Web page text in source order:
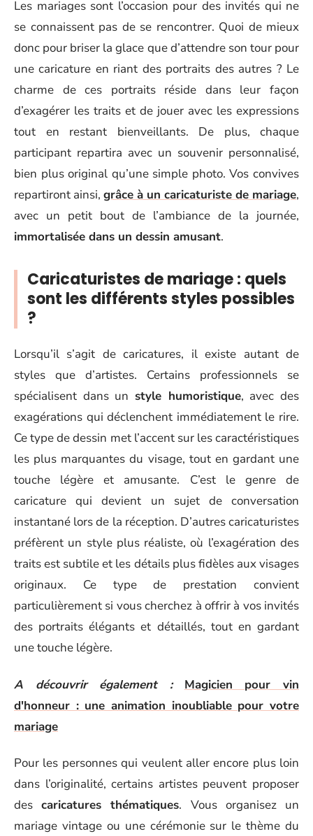
Les mariages sont l’occasion pour des invités qui ne
se connaissent pas de se rencontrer. Quoi de mieux
donc pour briser la glace que d’attendre son tour pour
une caricature en riant des portraits des autres ? Le
charme de ces portraits réside dans leur façon
d’exagérer les traits et de jouer avec les expressions
tout en restant bienveillants. De plus, chaque
participant repartira avec un souvenir personnalisé,
bien plus original qu’une simple photo. Vos convives
repartiront ainsi, grâce à un caricaturiste de mariage,
avec un petit bout de l’ambiance de la journée,
immortalisée dans un dessin amusant.
Caricaturistes de mariage : quels
sont les différents styles possibles
?
Lorsqu’il s’agit de caricatures, il existe autant de
styles que d’artistes. Certains professionnels se
spécialisent dans un style humoristique, avec des
exagérations qui déclenchent immédiatement le rire.
Ce type de dessin met l’accent sur les caractéristiques
les plus marquantes du visage, tout en gardant une
touche légère et amusante. C’est le genre de
caricature qui devient un sujet de conversation
instantané lors de la réception. D’autres caricaturistes
préfèrent un style plus réaliste, où l’exagération des
traits est subtile et les détails plus fidèles aux visages
originaux. Ce type de prestation convient
particulièrement si vous cherchez à offrir à vos invités
des portraits élégants et détaillés, tout en gardant
une touche légère.
A découvrir également :
Magicien pour vin
d'honneur : une animation inoubliable pour votre
mariage
Pour les personnes qui veulent aller encore plus loin
dans l’originalité, certains artistes peuvent proposer
descaricatures thématiques. Vous organisez un
mariage vintage ou une cérémonie sur le thème du